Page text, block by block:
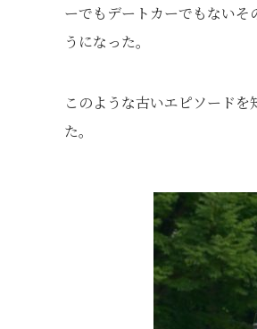
ーでもデートカーでもない
うになった。
このような古いエピソード
た。